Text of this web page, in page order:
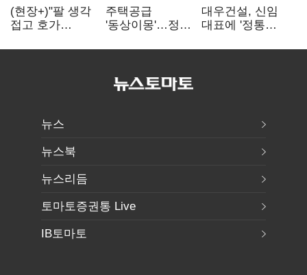
(현장+)"팔 생각
접고 호가
똘똘한 한 채'
주택공급
'동상이몽'…정부
없으면 '공수표'
대우건설, 신임
대표에 '정통
부사장 내정
뉴스
뉴스북
뉴스리듬
토마토증권통 Live
IB토마토